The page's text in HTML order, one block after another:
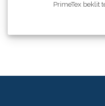
PrimeTex beklit